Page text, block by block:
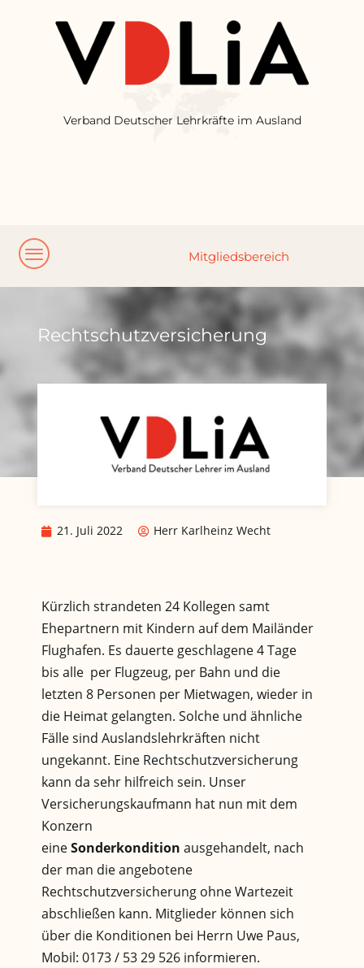
Verband Deutscher Lehrkräfte im Ausland
Rechtschutzversicherung
21. Juli 2022 Herr Karlheinz Wecht
Kürzlich strandeten 24 Kollegen samt
Ehepartnern mit Kindern auf dem Mailänder
Flughafen. Es dauerte geschlagene 4 Tage
bis alle per Flugzeug, per Bahn und die
letzten 8 Personen per Mietwagen, wieder in
die Heimat gelangten. Solche und ähnliche
Fälle sind Auslandslehrkräften nicht
ungekannt. Eine Rechtschutzversicherung
kann da sehr hilfreich sein. Unser
Versicherungskaufmann hat nun mit dem
Konzern
eineSonderkondition ausgehandelt, nach
der man die angebotene
Rechtschutzversicherung ohne Wartezeit
abschließen kann. Mitglieder können sich
über die Konditionen bei Herrn Uwe Paus,
Mobil: 0173 / 53 29 526 informieren.